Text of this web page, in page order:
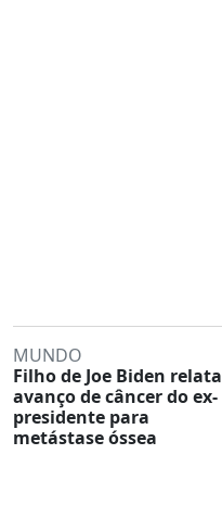
MUNDO
Filho de Joe Biden relata
avanço de câncer do ex-
presidente para
metástase óssea